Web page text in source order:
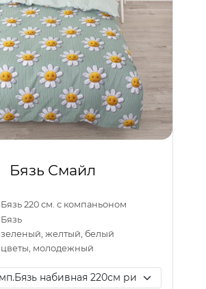
Бязь Смайл
Бязь 220 см. с компаньоном
Бязь
зеленый, желтый, белый
цветы, молодежный